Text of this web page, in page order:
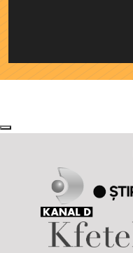
Next
Previous